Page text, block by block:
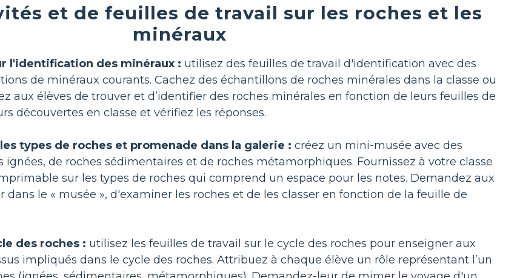
et de feuilles de travail sur les roches et les
minéraux
l'identification des minéraux : utilisez des feuilles de travail d'identification avec des
de minéraux courants. Cachez des échantillons de roches minérales dans la classe ou
aux élèves de trouver et d’identifier des roches minérales en fonction de leurs feuilles de
découvertes en classe et vérifiez les réponses.
types de roches et promenade dans la galerie : créez un mini-musée avec des
ignées, de roches sédimentaires et de roches métamorphiques. Fournissez à votre classe
sur les types de roches qui comprend un espace pour les notes. Demandez aux
dans le « musée », d'examiner les roches et de les classer en fonction de la feuille de
des roches : utilisez les feuilles de travail sur le cycle des roches pour enseigner aux
impliqués dans le cycle des roches. Attribuez à chaque élève un rôle représentant l’un